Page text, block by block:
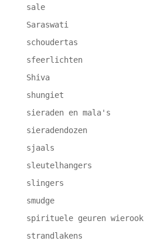
sale
Saraswati
schoudertas
sfeerlichten
Shiva
shungiet
sieraden en mala's
sieradendozen
sjaals
sleutelhangers
slingers
smudge
spirituele geuren wierook
strandlakens